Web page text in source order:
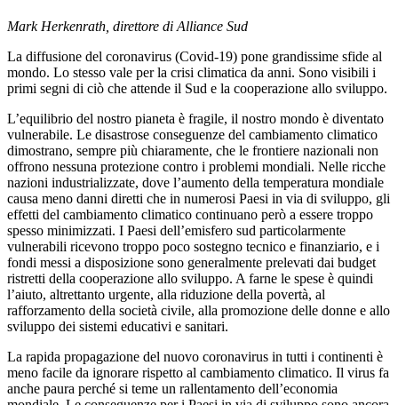
Mark Herkenrath, direttore di Alliance Sud
La diffusione del coronavirus (Covid-19) pone grandissime sfide al
mondo. Lo stesso vale per la crisi climatica da anni. Sono visibili i
primi segni di ciò che attende il Sud e la cooperazione allo sviluppo.
L’equilibrio del nostro pianeta è fragile, il nostro mondo è diventato
vulnerabile. Le disastrose conseguenze del cambiamento climatico
dimostrano, sempre più chiaramente, che le frontiere nazionali non
offrono nessuna protezione contro i problemi mondiali. Nelle ricche
nazioni industrializzate, dove l’aumento della temperatura mondiale
causa meno danni diretti che in numerosi Paesi in via di sviluppo, gli
effetti del cambiamento climatico continuano però a essere troppo
spesso minimizzati. I Paesi dell’emisfero sud particolarmente
vulnerabili ricevono troppo poco sostegno tecnico e finanziario, e i
fondi messi a disposizione sono generalmente prelevati dai budget
ristretti della cooperazione allo sviluppo. A farne le spese è quindi
l’aiuto, altrettanto urgente, alla riduzione della povertà, al
rafforzamento della società civile, alla promozione delle donne e allo
sviluppo dei sistemi educativi e sanitari.
La rapida propagazione del nuovo coronavirus in tutti i continenti è
meno facile da ignorare rispetto al cambiamento climatico. Il virus fa
anche paura perché si teme un rallentamento dell’economia